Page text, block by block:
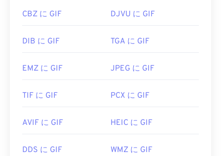
CBZ に GIF DJVU に GIF
DIB に GIF TGA に GIF
EMZ に GIF JPEG に GIF
TIF に GIF PCX に GIF
AVIF に GIF HEIC に GIF
DDS に GIF WMZ に GIF